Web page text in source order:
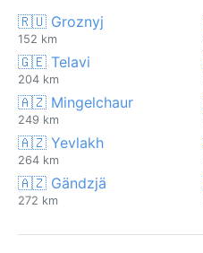
🇷🇺 Groznyj
152 km
🇬🇪 Telavi
204 km
🇦🇿 Mingelchaur
249 km
🇦🇿 Yevlakh
264 km
🇦🇿 Gändzjä
272 km